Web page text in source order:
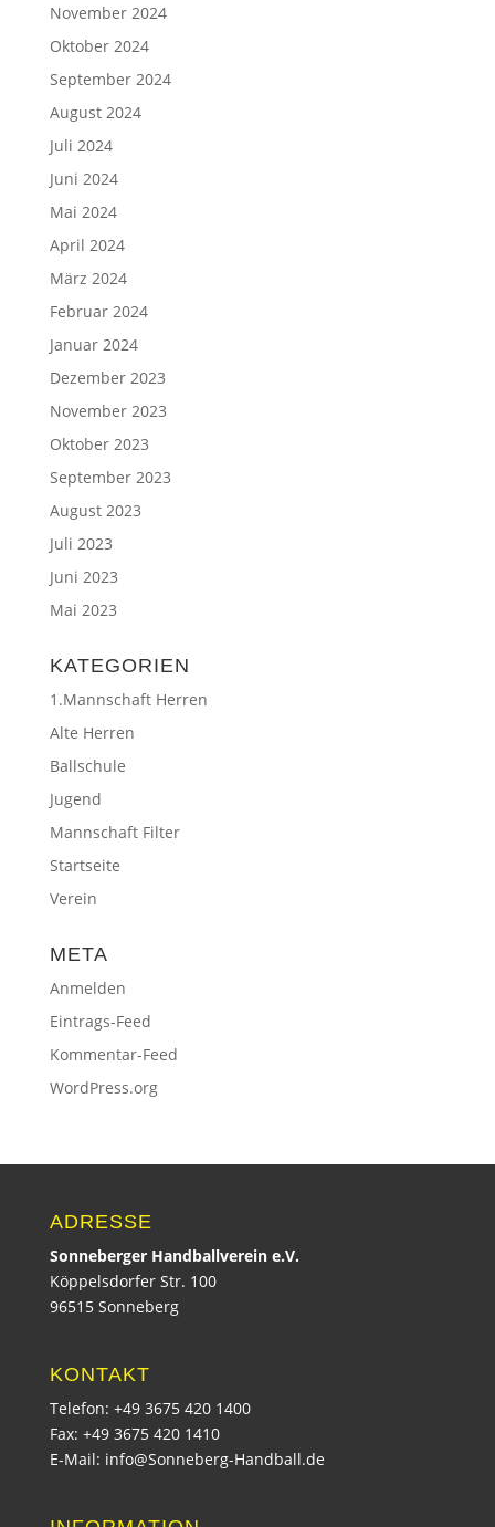
November 2024
Oktober 2024
September 2024
August 2024
Juli 2024
Juni 2024
Mai 2024
April 2024
März 2024
Februar 2024
Januar 2024
Dezember 2023
November 2023
Oktober 2023
September 2023
August 2023
Juli 2023
Juni 2023
Mai 2023
KATEGORIEN
1.Mannschaft Herren
Alte Herren
Ballschule
Jugend
Mannschaft Filter
Startseite
Verein
META
Anmelden
Eintrags-Feed
Kommentar-Feed
WordPress.org
ADRESSE
Sonneberger Handballverein e.V.
Köppelsdorfer Str. 100
96515 Sonneberg
KONTAKT
Telefon: +49 3675 420 1400
Fax: +49 3675 420 1410
E-Mail: info@Sonneberg-Handball.de